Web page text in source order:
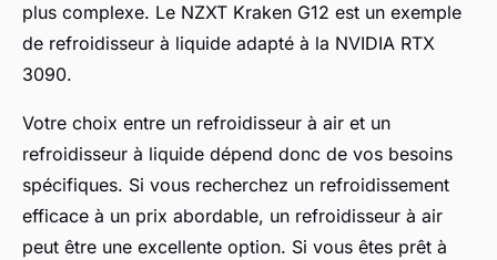
plus complexe. Le NZXT Kraken G12 est un exemple
de refroidisseur à liquide adapté à la NVIDIA RTX
3090.
Votre choix entre un refroidisseur à air et un
refroidisseur à liquide dépend donc de vos besoins
spécifiques. Si vous recherchez un refroidissement
efficace à un prix abordable, un refroidisseur à air
peut être une excellente option. Si vous êtes prêt à